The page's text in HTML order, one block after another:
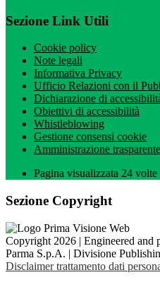
Sezione Link Utili
Cookie policy
Note legali
Informativa Privacy
Ufficio Relazioni con il
Dichiarazione di
Obiettivi di accessibilità
Whistleblowing
Gestione consensi cookie
Amministrazione trasparente
Pagina visualizzata 24 volte
Sezione Copyright
Copyright 2026 | Engineered and
Parma S.p.A. | Divisione
Disclaimer trattamento dati